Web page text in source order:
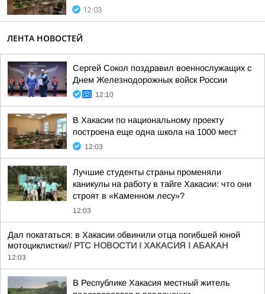
12:03
ЛЕНТА НОВОСТЕЙ
Сергей Сокол поздравил военнослужащих с
Днем Железнодорожных войск России
12:10
В Хакасии по национальному проекту
построена еще одна школа на 1000 мест
12:03
Лучшие студенты страны променяли
каникулы на работу в тайге Хакасии: что они
строят в «Каменном лесу»?
12:03
Дал покататься: в Хакасии обвинили отца погибшей юной
мотоциклистки// РТС НОВОСТИ I ХАКАСИЯ I АБАКАН
12:03
В Республике Хакасия местный житель